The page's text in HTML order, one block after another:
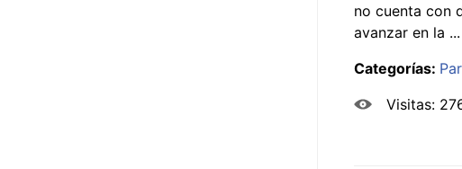
no cuenta con
avanzar en la ...
Categorías:
Visitas: